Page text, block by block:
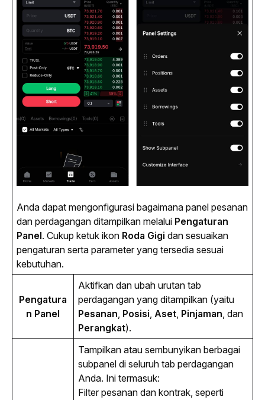
Anda dapat mengonfigurasi bagaimana panel pesanan
dan perdagangan ditampilkan melalui Pengaturan
Panel. Cukup ketuk ikon Roda Gigi dan sesuaikan
pengaturan serta parameter yang tersedia sesuai
kebutuhan.
Pengatura
n Panel
Aktifkan dan ubah urutan tab
perdagangan yang ditampilkan (yaitu
Pesanan, Posisi, Aset, Pinjaman
, dan
Perangkat).
Tampilkan atau sembunyikan berbagai
subpanel di seluruh tab perdagangan
Anda. Ini termasuk:
Filter pesanan dan kontrak, seperti